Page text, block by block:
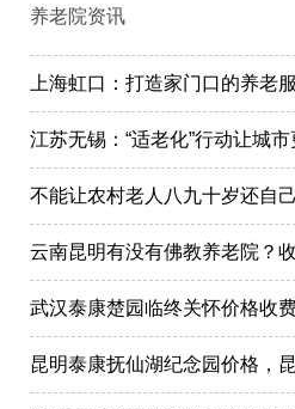
养老院资讯
上海虹口：打造家门口的养老
江苏无锡：“适老化”行动让城
不能让农村老人八九十岁还自
云南昆明有没有佛教养老院？
昆明泰康抚仙湖纪念园价格，